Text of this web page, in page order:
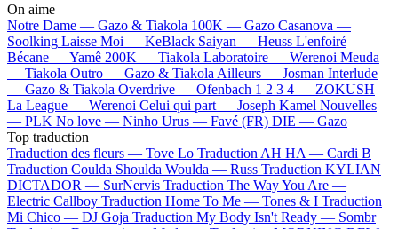
On aime
Notre Dame — Gazo & Tiakola 100K — Gazo Casanova —
Soolking Laisse Moi — KeBlack Saiyan — Heuss L'enfoiré
Bécane —Yamê 200K — Tiakola Laboratoire — Werenoi Meuda
— Tiakola Outro — Gazo & Tiakola Ailleurs — Josman Interlude
— Gazo & Tiakola Overdrive — Ofenbach 1 2 3 4 — ZOKUSH
La League — Werenoi Celui qui part — Joseph Kamel Nouvelles
— PLK No love — Ninho Urus — Favé (FR) DIE — Gazo
Top traduction
Traduction des fleurs — Tove Lo Traduction AH HA — Cardi B
Traduction Coulda Shoulda Woulda — Russ Traduction KYLIAN
DICTADOR — SurNervis Traduction The Way You Are —
Electric Callboy Traduction Home To Me — Tones & I Traduction
Mi Chico — DJ Goja Traduction My Body Isn't Ready — Sombr